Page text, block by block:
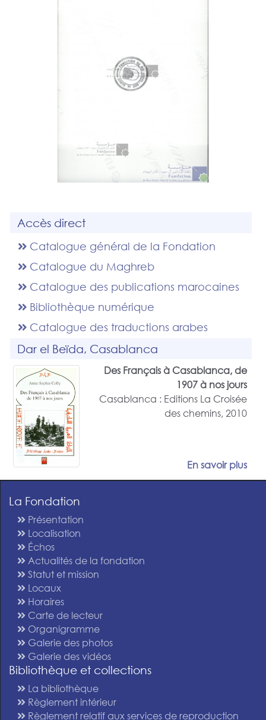
Accès direct
Catalogue général de la Fondation
Catalogue du Maghreb
Catalogue des publications marocaines
Bibliothèque numérique
Catalogue des traductions arabes
Dar el Beïda, Casablanca
Des Français à Casablanca, de
1907 à nos jours
Casablanca : Editions La Croisée
des chemins, 2010
En savoir plus
La Fondation
Présentation
Localisation
Échos
Actualités de la fondation
Statut et mission
Locaux
Horaires
Carte de lecteur
Organigramme
Galerie des photos
Galerie des vidéos
Bibliothèque et collections
La bibliothèque
Règlement intérieur
Règlement relatif aux services de reproduction